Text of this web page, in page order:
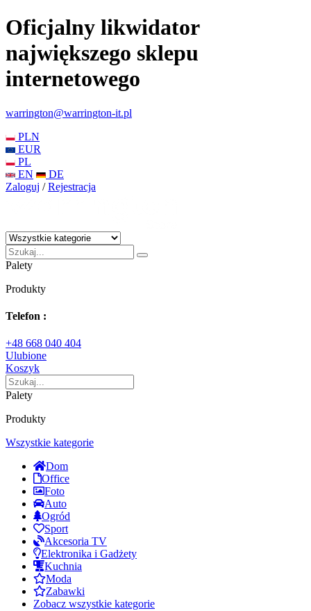
Oficjalny likwidator
największego sklepu
internetowego
warrington@warrington-it.pl
PLN
EUR
PL
EN
DE
Zaloguj / Rejestracja
Palety
Produkty
Telefon :
+48 668 040 404
Ulubione
Koszyk
Palety
Produkty
Wszystkie kategorie
Dom
Office
Foto
Auto
Ogród
Sport
Akcesoria TV
Elektronika i Gadżety
Kuchnia
Moda
Zabawki
Zobacz wszystkie kategorie